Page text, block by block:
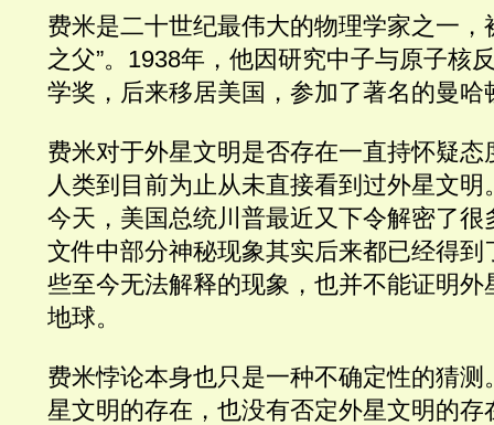
费米是二十世纪最伟大的物理学家之一，
之父”。1938年，他因研究中子与原子核
学奖，后来移居美国，参加了著名的曼哈
费米对于外星文明是否存在一直持怀疑态
人类到目前为止从未直接看到过外星文
今天，美国总统川普最近又下令解密了很
文件中部分神秘现象其实后来都已经得到
些至今无法解释的现象，也并不能证明外
地球。
费米悖论本身也只是一种不确定性的猜测
星文明的存在，也没有否定外星文明的存